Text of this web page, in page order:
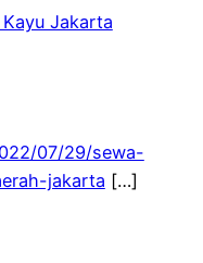
Jakarta
07/29/sewa-
jakarta […]